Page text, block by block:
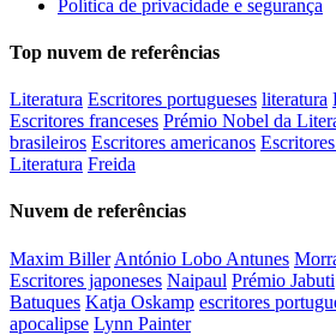
Política de privacidade e segurança
Top nuvem de referências
Literatura Escritores portugueses literatura
Escritores franceses Prémio Nobel da
brasileiros Escritores americanos
Literatura Freida
Nuvem de referências
Maxim Biller António Lobo Antunes
Escritores japoneses Naipaul Prémio Jabuti
Batuques Katja Oskamp escritores
apocalipse Lynn Painter